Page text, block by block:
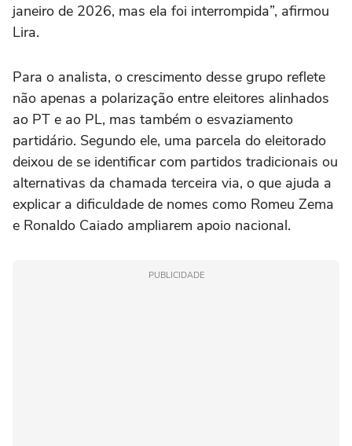
janeiro de 2026, mas ela foi interrompida”, afirmou
Lira.
Para o analista, o crescimento desse grupo reflete
não apenas a polarização entre eleitores alinhados
ao PT e ao PL, mas também o esvaziamento
partidário. Segundo ele, uma parcela do eleitorado
deixou de se identificar com partidos tradicionais ou
alternativas da chamada terceira via, o que ajuda a
explicar a dificuldade de nomes como Romeu Zema
e Ronaldo Caiado ampliarem apoio nacional.
PUBLICIDADE